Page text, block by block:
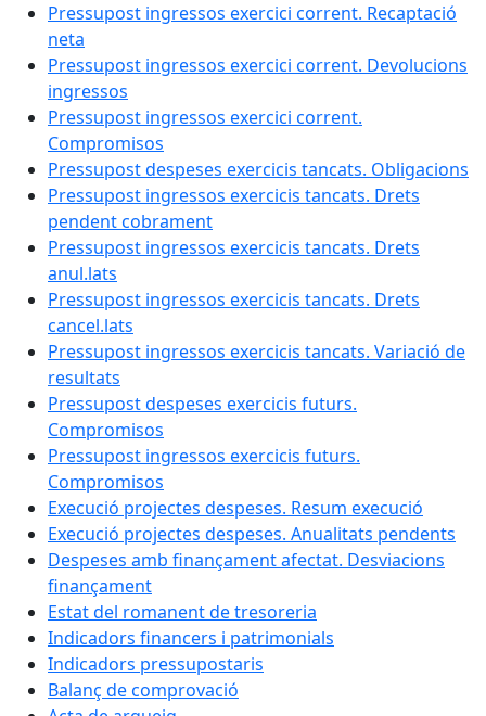
Pressupost ingressos exercici corrent. Recaptació
neta
Pressupost ingressos exercici corrent. Devolucions
ingressos
Pressupost ingressos exercici corrent.
Compromisos
Pressupost despeses exercicis tancats. Obligacions
Pressupost ingressos exercicis tancats. Drets
pendent cobrament
Pressupost ingressos exercicis tancats. Drets
anul.lats
Pressupost ingressos exercicis tancats. Drets
cancel.lats
Pressupost ingressos exercicis tancats. Variació de
resultats
Pressupost despeses exercicis futurs.
Compromisos
Pressupost ingressos exercicis futurs.
Compromisos
Execució projectes despeses. Resum execució
Execució projectes despeses. Anualitats pendents
Despeses amb finançament afectat. Desviacions
finançament
Estat del romanent de tresoreria
Indicadors financers i patrimonials
Indicadors pressupostaris
Balanç de comprovació